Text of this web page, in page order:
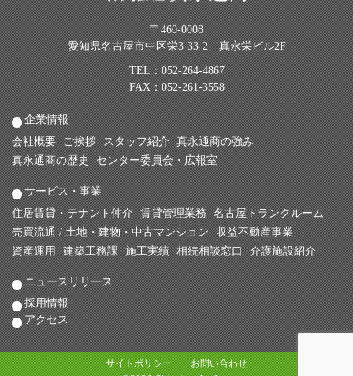
〒460-0008
愛知県名古屋市中区栄3-33-2 真永栄ビル2F
TEL：052-264-4867
FAX：052-261-3558
企業情報
会社概要 ご挨拶 スタッフ紹介 真永通商の強み
真永通商の歴史 センター委員会・広報室
サービス・事業
住居賃貸・テナント仲介 賃貸管理業務 名古屋トランクルーム
売買流通 / 土地・建物・中古マンション 収益不動産事業
資産運用 建築工務課 施工実績 相続相談窓口 介護施設紹介
ニュースリリース
採用情報
アクセス
サイトポリシー お問い合わせ